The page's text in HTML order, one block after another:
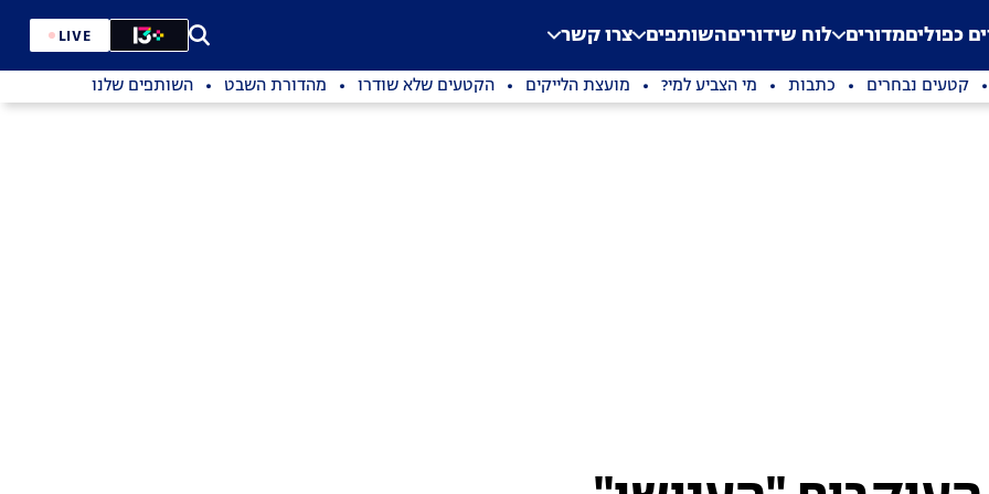
Application error: a
. כפוליםמדורים לוח שידוריםהשותפים צרו קשר LIVE
קטעים נבחרים כתבות מי הצביע למי? מועצת הלייקים הקטעים שלא שודרו מהדורת השבט השותפים שלנו